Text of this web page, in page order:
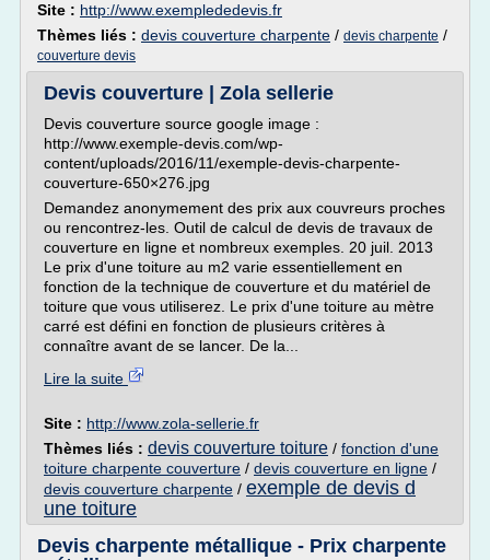
Site : http://www.exemplededevis.fr
Thèmes liés : devis couverture charpente / devis charpente /
couverture devis
Devis couverture | Zola sellerie
Devis couverture source google image :
http://www.exemple-devis.com/wp-
content/uploads/2016/11/exemple-devis-charpente-
couverture-650×276.jpg
Demandez anonymement des prix aux couvreurs proches
ou rencontrez-les. Outil de calcul de devis de travaux de
couverture en ligne et nombreux exemples. 20 juil. 2013
Le prix d'une toiture au m2 varie essentiellement en
fonction de la technique de couverture et du matériel de
toiture que vous utiliserez. Le prix d'une toiture au mètre
carré est défini en fonction de plusieurs critères à
connaître avant de se lancer. De la...
Lire la suite
Site : http://www.zola-sellerie.fr
Thèmes liés : devis couverture toiture / fonction d'une
toiture charpente couverture / devis couverture en ligne /
devis couverture charpente / exemple de devis d
une toiture
Devis charpente métallique - Prix charpente